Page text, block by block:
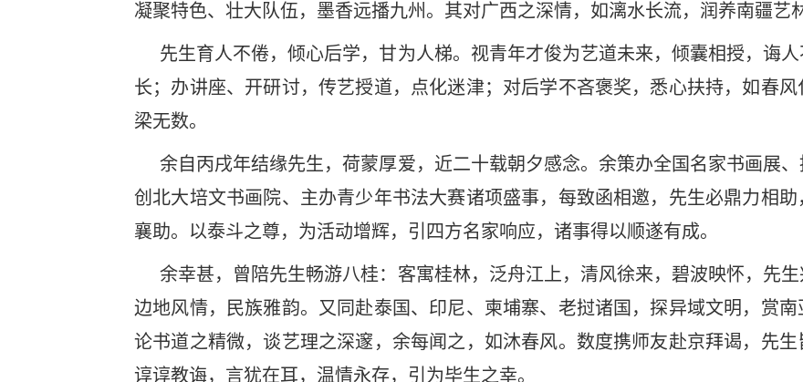
凝聚特色、壮大队伍，墨香远播九州。其对广西之深情，如漓水长流，润养南疆艺
先生育人不倦，倾心后学，甘为人梯。视青年才俊为艺道未来，倾囊相授，诲
长；办讲座、开研讨，传艺授道，点化迷津；对后学不吝褒奖，悉心扶持，如春
梁无数。
余自丙戌年结缘先生，荷蒙厚爱，近二十载朝夕感念。余策办全国名家书画展
创北大培文书画院、主办青少年书法大赛诸项盛事，每致函相邀，先生必鼎力相
襄助。以泰斗之尊，为活动增辉，引四方名家响应，诸事得以顺遂有成。
余幸甚，曾陪先生畅游八桂：客寓桂林，泛舟江上，清风徐来，碧波映怀，先
边地风情，民族雅韵。又同赴泰国、印尼、柬埔寨、老挝诸国，探异域文明，赏南
论书道之精微，谈艺理之深邃，余每闻之，如沐春风。数度携师友赴京拜谒，先生
谆谆教诲，言犹在耳，温情永存，引为毕生之幸。